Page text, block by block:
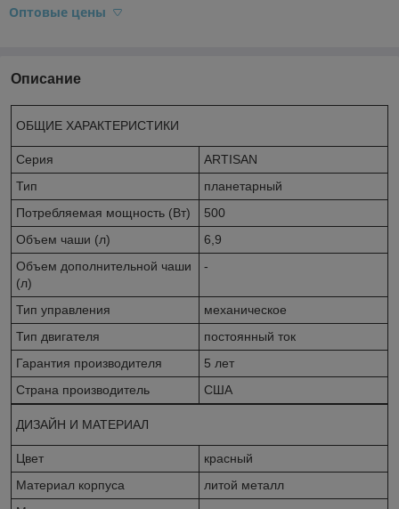
Оптовые цены
Описание
ОБЩИЕ ХАРАКТЕРИСТИКИ
Серия
ARTISAN
Тип
планетарный
Потребляемая мощность (Вт)
500
Объем чаши (л)
6,9
Объем дополнительной чаши
(л)
-
Тип управления
механическое
Тип двигателя
постоянный ток
Гарантия производителя
5 лет
Страна производитель
США
ДИЗАЙН И МАТЕРИАЛ
Цвет
красный
Материал корпуса
литой металл